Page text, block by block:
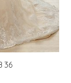
36